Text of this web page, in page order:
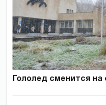
Гололед сменится на